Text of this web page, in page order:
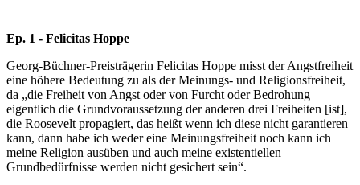
Ep. 1 - Felicitas Hoppe
Georg-Büchner-Preisträgerin Felicitas Hoppe misst der Angstfreiheit
eine höhere Bedeutung zu als der Meinungs- und Religionsfreiheit,
da „die Freiheit von Angst oder von Furcht oder Bedrohung
eigentlich die Grundvoraussetzung der anderen drei Freiheiten [ist],
die Roosevelt propagiert, das heißt wenn ich diese nicht garantieren
kann, dann habe ich weder eine Meinungsfreiheit noch kann ich
meine Religion ausüben und auch meine existentiellen
Grundbedürfnisse werden nicht gesichert sein“.